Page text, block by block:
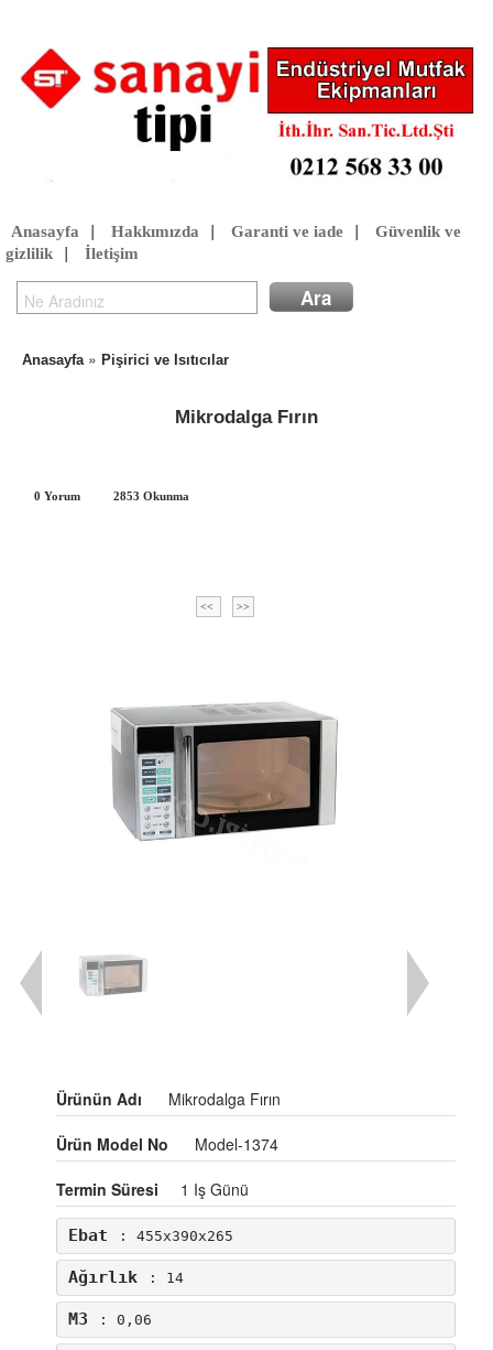
Anasayfa Hakkımızda Garanti ve iade
Güvenlik ve
gizlilik
İletişim
Anasayfa» Pişirici ve Isıtıcılar
Mikrodalga Fırın
0 Yorum 2853 Okunma
<< >>
Ürünün Adı Mikrodalga Fırın
Ürün Model No Model-1374
Termin Süresi 1 Iş Günü
Ebat : 455x390x265
Ağırlık : 14
M3 : 0,06